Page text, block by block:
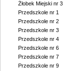
Żłobek Miejski nr 3
Przedszkole nr 1
Przedszkole nr 2
Przedszkole nr 3
Przedszkole nr 4
Przedszkole nr 6
Przedszkole nr 7
Przedszkole nr 9